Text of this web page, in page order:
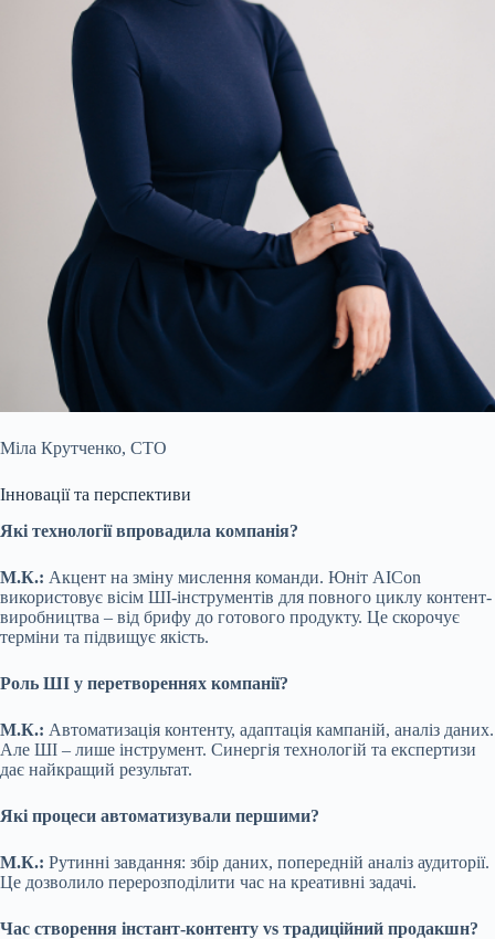
Міла Крутченко, CTO
Інновації та перспективи
Які технології впровадила компанія?
М.К.: Акцент на зміну мислення команди. Юніт AICon
використовує вісім ШІ-інструментів для повного циклу контент-
виробництва – від брифу до готового продукту. Це скорочує
терміни та підвищує якість.
Роль ШІ у перетвореннях компанії?
М.К.: Автоматизація контенту, адаптація кампаній, аналіз даних.
Але ШІ – лише інструмент. Синергія технологій та експертизи
дає найкращий результат.
Які процеси автоматизували першими?
М.К.: Рутинні завдання: збір даних, попередній аналіз аудиторії.
Це дозволило перерозподілити час на креативні задачі.
Час створення інстант-контенту vs традиційний продакшн?